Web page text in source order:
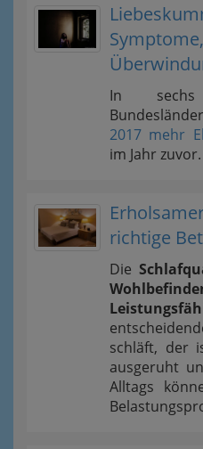
In sechs
2017 mehr
im Jahr zuvor.
richtige
Die
schläft, der
ausgeruht
Alltags